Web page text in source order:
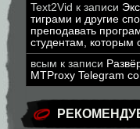
Text2Vid к записи
тиграми и другие
преподавать
студентам, которым
всым к записи
MTProxy Telegram со